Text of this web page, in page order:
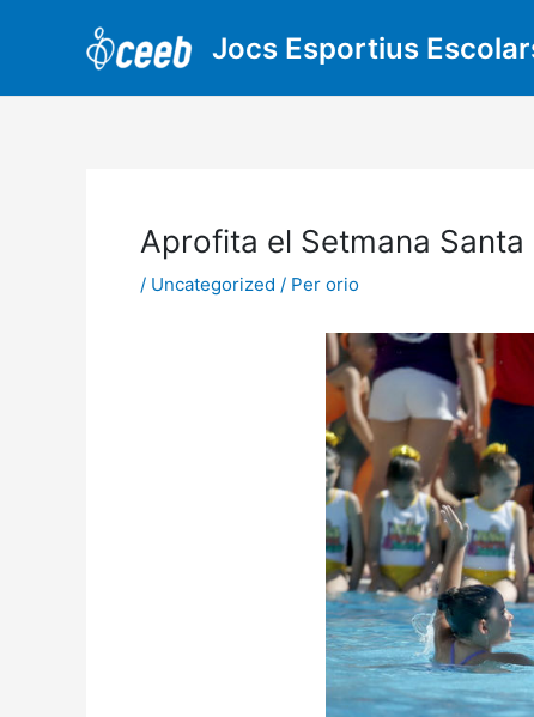
Jocs Esportius
Aprofita el Setmana
/ Uncategorized / Per orio